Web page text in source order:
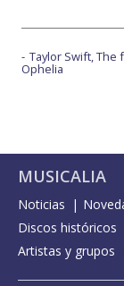
Taylor Swift, The
Ophelia
MUSICALIA
Noticias
Discos históricos
Artistas y grupos